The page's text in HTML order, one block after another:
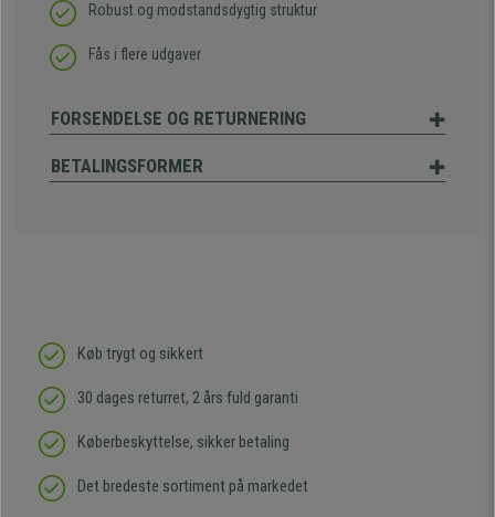
Robust og modstandsdygtig struktur
Fås i flere udgaver
FORSENDELSE OG RETURNERING
BETALINGSFORMER
Køb trygt og sikkert
30 dages returret, 2 års fuld garanti
Køberbeskyttelse, sikker betaling
Det bredeste sortiment på markedet